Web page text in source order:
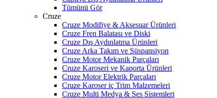
Tümünü Gör
Cruze
Cruze Modifiye & Aksesuar Ürünleri
Cruze Fren Balatası ve Diski
Cruze Dış Aydınlatma Ürünleri
Cruze Arka Takım ve Süspansiyon
Cruze Motor Mekanik Parçaları
Cruze Karoseri ve Kaporta Ürünleri
Cruze Motor Elektrik Parçaları
Cruze Karoser iç Trim Malzemeleri
Cruze Multi Medya & Ses Sistemleri